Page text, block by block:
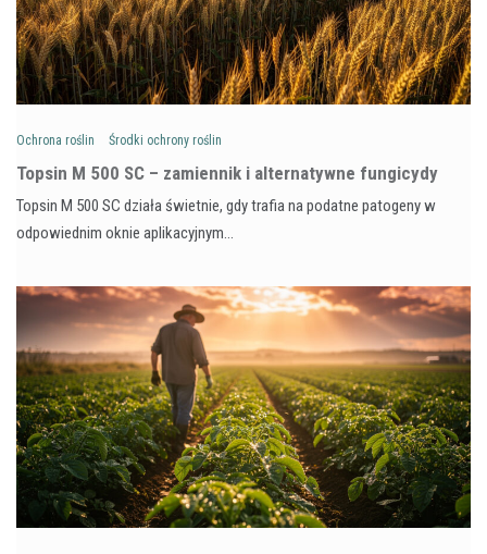
Ochrona roślin Środki ochrony roślin
Topsin M 500 SC – zamiennik i alternatywne fungicydy
Topsin M 500 SC działa świetnie, gdy trafia na podatne patogeny w
odpowiednim oknie aplikacyjnym…